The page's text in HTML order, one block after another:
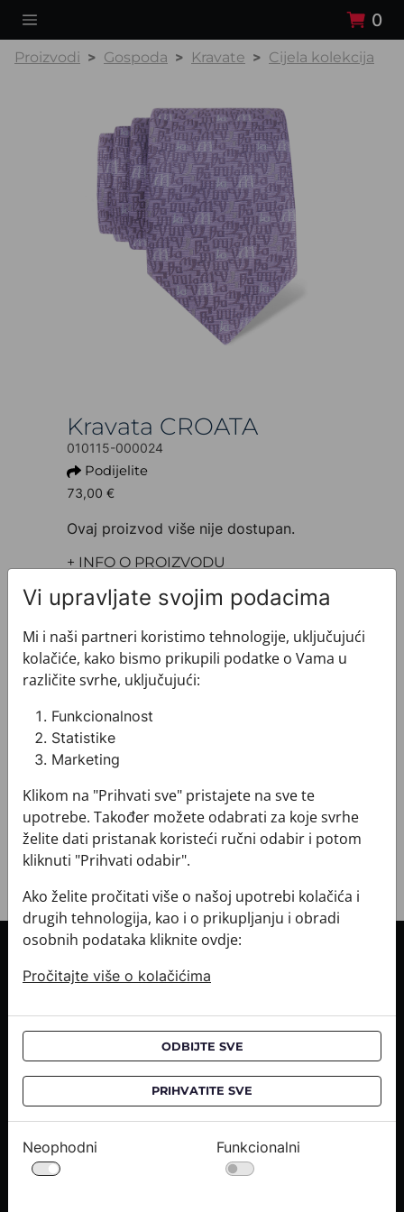
0
Proizvodi Gospoda Kravate Cijela kolekcija
Kravata CROATA
010115-000024
Podijelite
73,00 €
Ovaj proizvod više nije dostupan.
+ INFO O PROIZVODU
Model: Velika
Boja: Ljubičasta
Proizvod: Kravata
Veličina: Uska 7 cm
Sirovinski sastav : Svila 100%
+ MATERIJAL I ODRŽAVANJE
+ DOSTAVA
+ PLAĆANJE
+ POVRATI I ZAMJENE
Informacije o dostavi
Informacije o kupnji
Upiti medija
Karijere
Vi upravljate svojim podacima
Mi i naši partneri koristimo tehnologije, uključujući
kolačiće, kako bismo prikupili podatke o Vama u
različite svrhe, uključujući:
Funkcionalnost
Statistike
Marketing
Klikom na "Prihvati sve" pristajete na sve te
upotrebe. Također možete odabrati za koje svrhe
želite dati pristanak koristeći ručni odabir i potom
kliknuti "Prihvati odabir".
Ako želite pročitati više o našoj upotrebi kolačića i
drugih tehnologija, kao i o prikupljanju i obradi
osobnih podataka kliknite ovdje:
Pročitajte više o kolačićima
ODBIJTE SVE
PRIHVATITE SVE
Neophodni Funkcionalni